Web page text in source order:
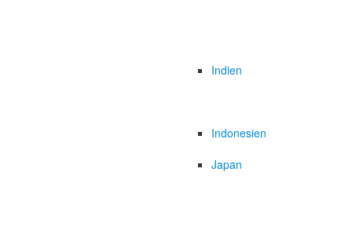
Indien
Indonesien
Japan